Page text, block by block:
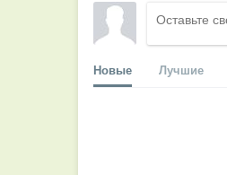
Новые Лучшие